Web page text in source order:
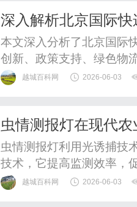
深入解析北京国际
本文深入分析了北京国际
创新、政策支持、绿色物
的美好前景。
越城百科网 2026-06-03
虫情测报灯在现代
虫情测报灯利用光诱捕技
技术，它提高监测效率，
具。越城百科网 2026-06-03